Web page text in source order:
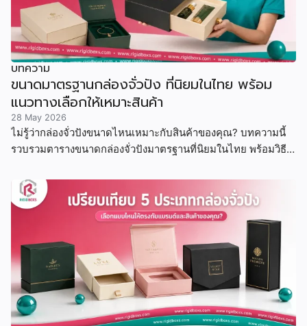
บทความ
ขนาดมาตรฐานกล่องจั่วปัง ที่นิยมในไทย พร้อม
แนวทางเลือกให้เหมาะสินค้า
28 May 2026
ไม่รู้ว่ากล่องจั่วปังขนาดไหนเหมาะกับสินค้าของคุณ? บทความนี้
รวบรวมตารางขนาดกล่องจั่วปังมาตรฐานที่นิยมในไทย พร้อมวิธี